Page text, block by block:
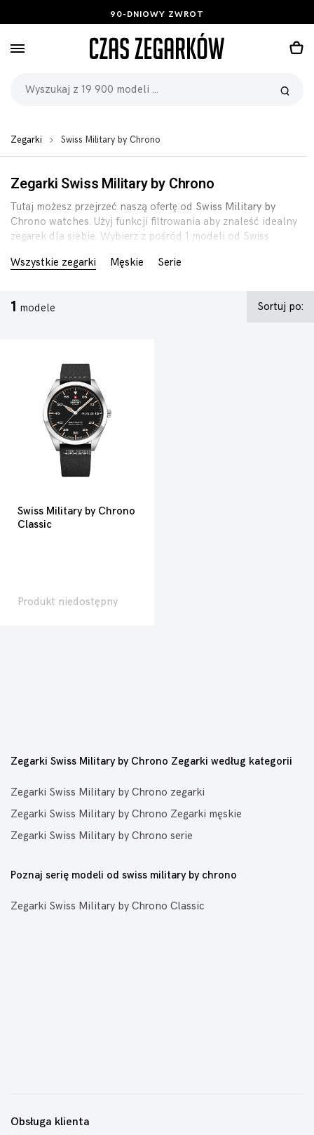
BEZPŁATNE ZWROTY I WYMIANA
Zegarki Swiss Military by Chrono
Zegarki Swiss Military by Chrono
Tutaj możesz przejrzeć naszą ofertę od Swiss Military by
Chrono watches. Użyj funkcji filtrowania aby znaleść idealny
zegarek dla siebie. Wybierz z pośród 1 modeli od Swiss
i 90-dniową polisą zwrotu.
Wszystkie zegarki Męskie Serie
1 modele Sortuj po:
Swiss Military by Chrono
Classic
Produkt niedostępny
Zegarki Swiss Military by Chrono Zegarki według kategorii
Zegarki Swiss Military by Chrono zegarki
Zegarki Swiss Military by Chrono Zegarki męskie
Zegarki Swiss Military by Chrono serie
Poznaj serię modeli od swiss military by chrono
Zegarki Swiss Military by Chrono Classic
Obsługa klienta